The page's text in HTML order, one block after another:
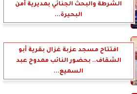
الشرطة والبحث الجنائي بمديرية أمن
البحيرة...
افتتاح مسجد عزبة غزال بقرية أبو
الشقاف.. بحضور النائب ممدوح عبد
السميع...